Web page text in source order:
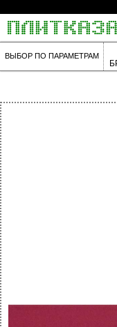
ВЫБОР ПО ПАРАМЕТРАМ